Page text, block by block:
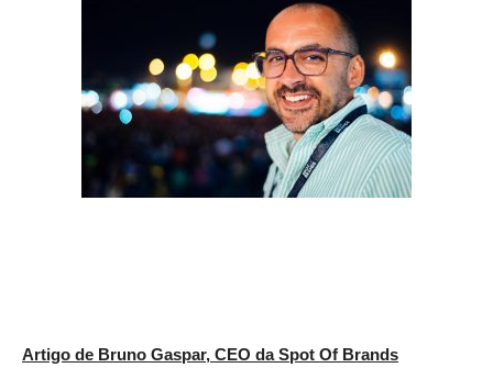
Artigo de Bruno Gaspar, CEO da Spot Of Brands